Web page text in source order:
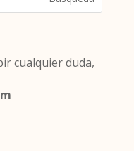
cualquier duda,